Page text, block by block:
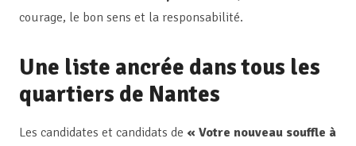
courage, le bon sens et la responsabilité.
Une liste ancrée dans tous les
quartiers de Nantes
Les candidates et candidats de « Votre nouveau souffle à